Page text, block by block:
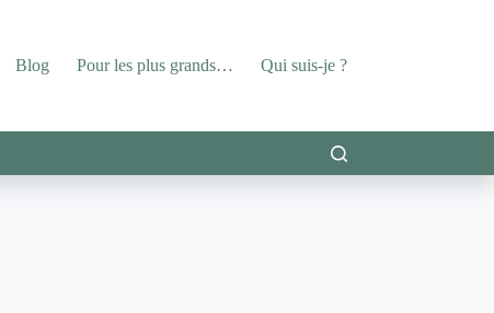
Blog Pour les plus grands… Qui suis-je ?